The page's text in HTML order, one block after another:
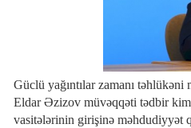
Güclü yağıntılar zamanı
Eldar Əzizov müvəqqəti tədbir
vasitələrinin girişinə məhdudiyyət